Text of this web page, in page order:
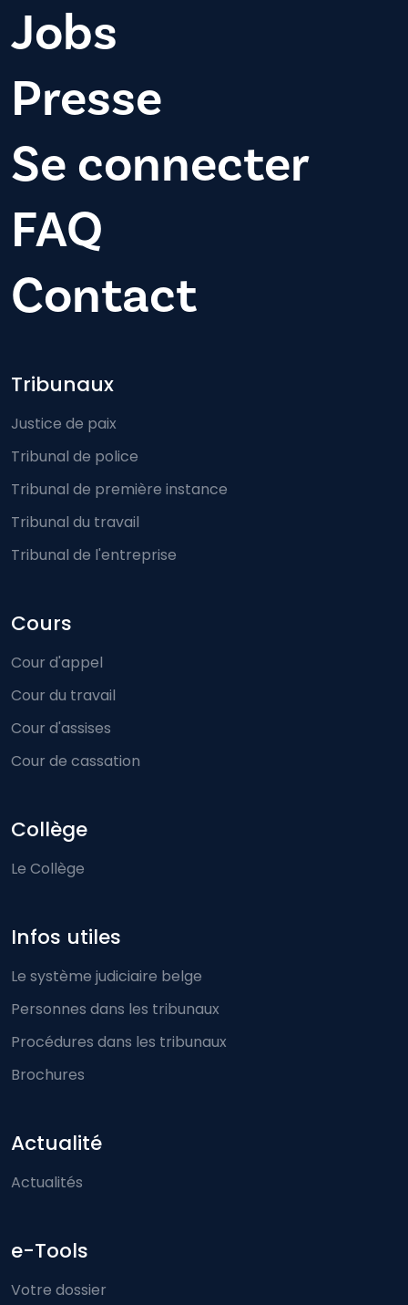
Jobs
Presse
Se connecter
FAQ
Contact
Footer-menu
Tribunaux
Justice de paix
Tribunal de police
Tribunal de première instance
Tribunal du travail
Tribunal de l'entreprise
Cours
Cour d'appel
Cour du travail
Cour d'assises
Cour de cassation
Collège
Le Collège
Infos utiles
Le système judiciaire belge
Personnes dans les tribunaux
Procédures dans les tribunaux
Brochures
Actualité
Actualités
e-Tools
Votre dossier